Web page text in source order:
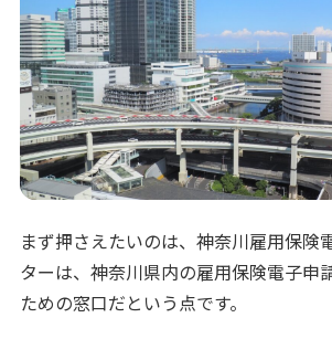
まず押さえたいのは、神奈川雇用保険
ターは、神奈川県内の雇用保険電子申
ための窓口だという点です。